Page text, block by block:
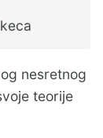
nesretnog
teorije